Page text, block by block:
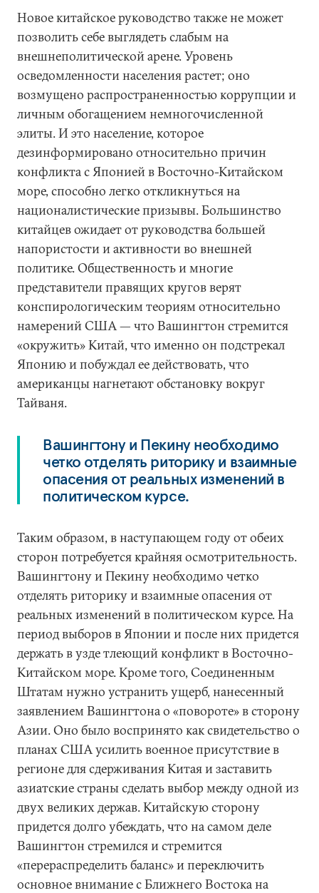
Новое китайское руководство также не может
позволить себе выглядеть слабым на
внешнеполитической арене. Уровень
осведомленности населения растет; оно
возмущено распространенностью коррупции и
личным обогащением немногочисленной
элиты. И это население, которое
дезинформировано относительно причин
конфликта с Японией в Восточно-Китайском
море, способно легко откликнуться на
националистические призывы. Большинство
китайцев ожидает от руководства большей
напористости и активности во внешней
политике. Общественность и многие
представители правящих кругов верят
конспирологическим теориям относительно
намерений США — что Вашингтон стремится
«окружить» Китай, что именно он подстрекал
Японию и побуждал ее действовать, что
американцы нагнетают обстановку вокруг
Тайваня.
Вашингтону и Пекину необходимо
четко отделять риторику и взаимные
опасения от реальных изменений в
политическом курсе.
Таким образом, в наступающем году от обеих
сторон потребуется крайняя осмотрительность.
Вашингтону и Пекину необходимо четко
отделять риторику и взаимные опасения от
реальных изменений в политическом курсе. На
период выборов в Японии и после них придется
держать в узде тлеющий конфликт в Восточно-
Китайском море. Кроме того, Соединенным
Штатам нужно устранить ущерб, нанесенный
заявлением Вашингтона о «повороте» в сторону
Азии. Оно было воспринято как свидетельство о
планах США усилить военное присутствие в
регионе для сдерживания Китая и заставить
азиатские страны сделать выбор между одной из
двух великих держав. Китайскую сторону
придется долго убеждать, что на самом деле
Вашингтон стремился и стремится
«перераспределить баланс» и переключить
основное внимание с Ближнего Востока на